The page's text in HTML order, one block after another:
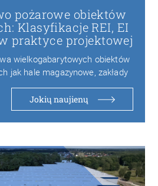
pożarowe obiektów
Klasyfikacje REI, EI
praktyce projektowej
wielkogabarytowych obiektów
jak hale magazynowe, zakłady
logistyczne,…
Jokių naujienų